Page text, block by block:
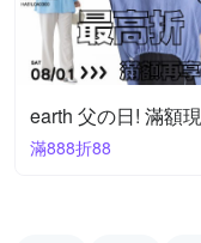
earth 父の日! 滿額
滿888折88